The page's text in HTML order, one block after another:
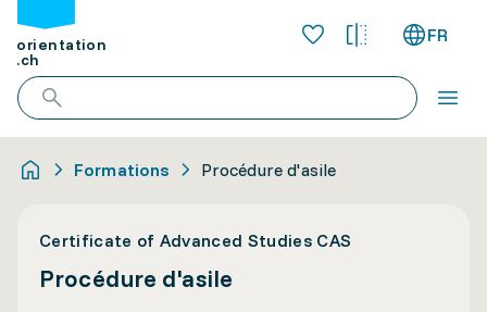
orientation
.ch
FR
Formations Procédure d'asile
Certificate of Advanced Studies CAS
Procédure d'asile